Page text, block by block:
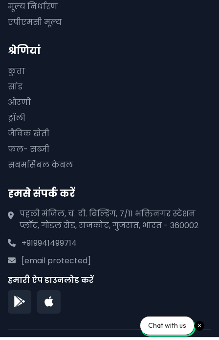
मूल्य निर्धारण
एपीएमसी मूल्य
श्रेणियां
कुत्ता
सांड
ओरणी
ट्रॉली
जैविक खेती
फल- सब्जी
सबमर्सिबल केबल
हमसे संपर्क करें
पहली मंजिल, चं. दी. बिल्डिंग, 7/11 भक्तिनगर स्टेशन
प्लॉट, गोंडल रोड, राजकोट, गुजरात, भारत - 360002
+919941499714
[email protected]
हमारी ऐप डाउनलोड करें
Chat with us